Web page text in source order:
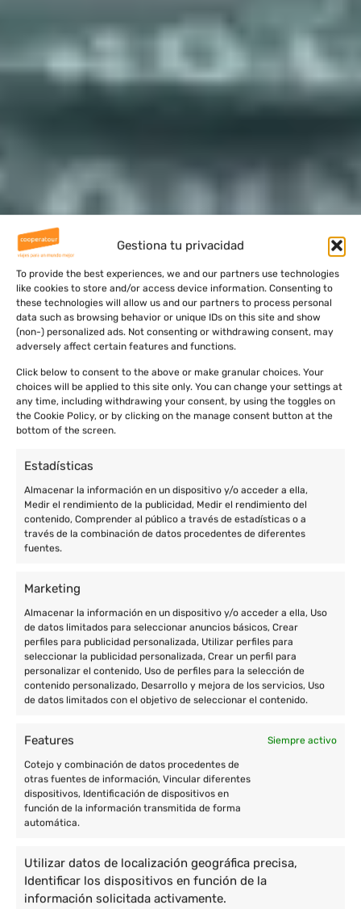
Gestiona tu privacidad
To provide the best experiences, we and our partners use technologies
like cookies to store and/or access device information. Consenting to
these technologies will allow us and our partners to process personal
data such as browsing behavior or unique IDs on this site and show
(non-) personalized ads. Not consenting or withdrawing consent, may
adversely affect certain features and functions.
Click below to consent to the above or make granular choices. Your
choices will be applied to this site only. You can change your settings at
any time, including withdrawing your consent, by using the toggles on
the Cookie Policy, or by clicking on the manage consent button at the
bottom of the screen.
Estadísticas
Almacenar la información en un dispositivo y/o acceder a ella,
Medir el rendimiento de la publicidad, Medir el rendimiento del
contenido, Comprender al público a través de estadísticas o a
través de la combinación de datos procedentes de diferentes
fuentes.
Marketing
Almacenar la información en un dispositivo y/o acceder a ella, Uso
de datos limitados para seleccionar anuncios básicos, Crear
perfiles para publicidad personalizada, Utilizar perfiles para
seleccionar la publicidad personalizada, Crear un perfil para
personalizar el contenido, Uso de perfiles para la selección de
contenido personalizado, Desarrollo y mejora de los servicios, Uso
de datos limitados con el objetivo de seleccionar el contenido.
Features Siempre activo
Cotejo y combinación de datos procedentes de
otras fuentes de información, Vincular diferentes
dispositivos, Identificación de dispositivos en
función de la información transmitida de forma
automática.
Utilizar datos de localización geográfica precisa,
Identificar los dispositivos en función de la
información solicitada activamente.